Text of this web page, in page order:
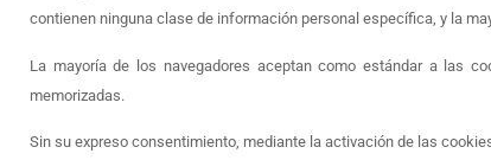
contienen ninguna clase de información personal específica, y la
La mayoría de los navegadores aceptan como estándar a las
memorizadas.
Sin su expreso consentimiento, mediante la activación de las